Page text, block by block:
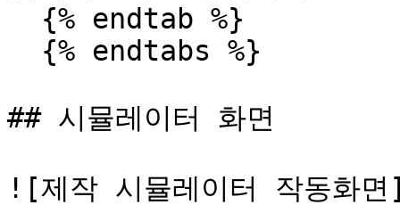
## 시뮬레이터 화면
![제작 시뮬레이터 작동